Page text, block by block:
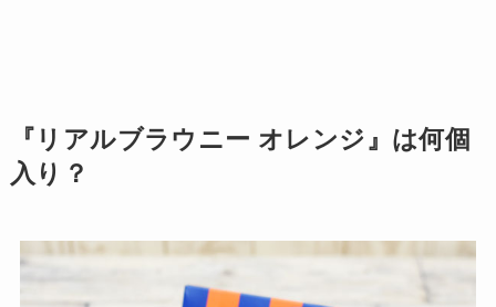
『リアルブラウニー オレンジ』は何個
入り？